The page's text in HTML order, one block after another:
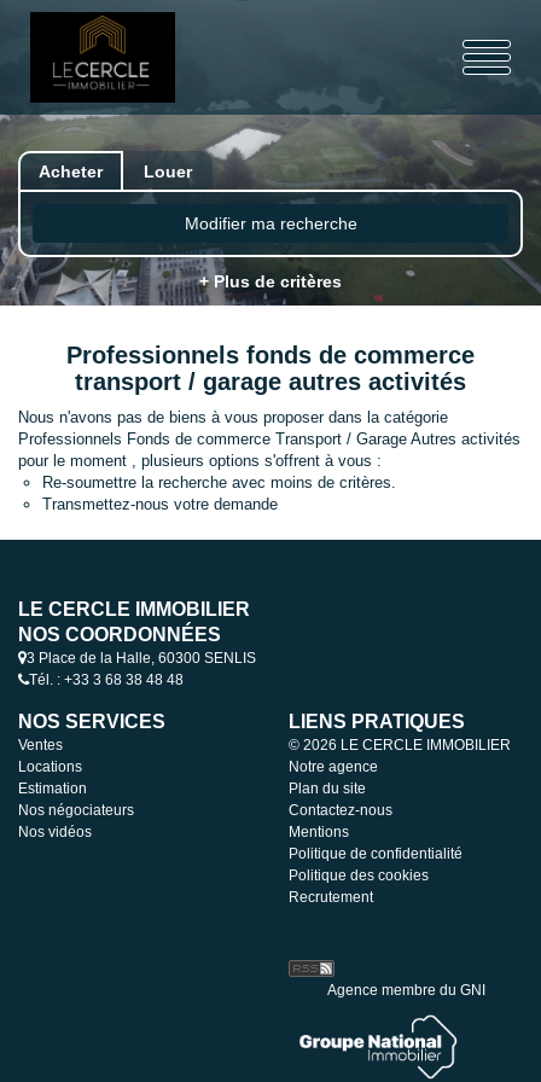
Acheter Louer
Modifier ma recherche
+ Plus de critères
Professionnels fonds de commerce
transport / garage autres activités
Nous n'avons pas de biens à vous proposer dans la catégorie
Professionnels Fonds de commerce Transport / Garage Autres activités
pour le moment , plusieurs options s'offrent à vous :
Re-soumettre la recherche avec moins de critères.
Transmettez-nous votre demande
LE CERCLE IMMOBILIER
NOS COORDONNÉES
3 Place de la Halle, 60300 SENLIS
Tél. : +33 3 68 38 48 48
NOS SERVICES
Ventes
Locations
Estimation
Nos négociateurs
Nos vidéos
LIENS PRATIQUES
© 2026 LE CERCLE IMMOBILIER
Notre agence
Plan du site
Contactez-nous
Mentions
Politique de confidentialité
Politique des cookies
Recrutement
Agence membre du GNI